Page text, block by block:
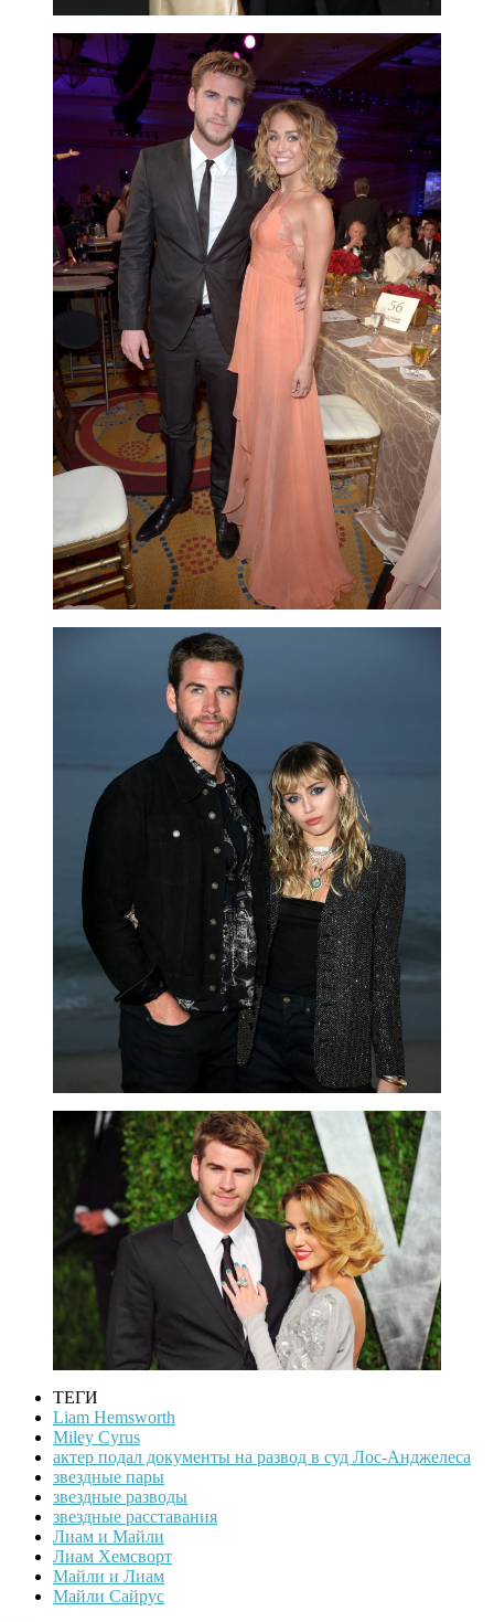
ТЕГИ
Liam Hemsworth
Miley Cyrus
актер подал документы на развод в суд Лос-Анджелеса
звездные пары
звездные разводы
звездные расставания
Лиам и Майли
Лиам Хемсворт
Майли и Лиам
Майли Сайрус